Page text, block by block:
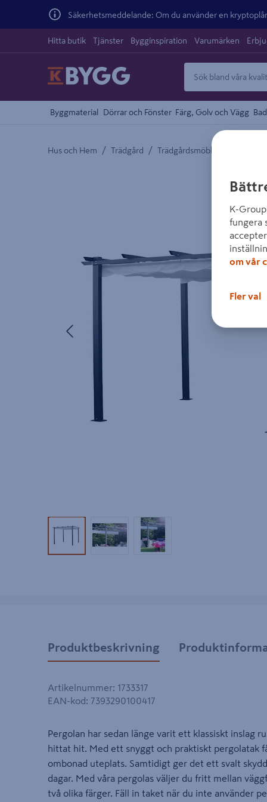
Säkerhetsmeddelande: Om du använder en
Hitta butik Tjänster Bygginspiration Varumärken
Byggmaterial Dörrar och Fönster Färg, Golv och Vägg
Hus och Hem / Trädgård / Trädgårdsmöbler
Produktbild 1Produktbild 2Produktbild 3
Produktbeskrivning
Artikelnummer: 1733317
EAN-kod: 7393290100417
Pergolan har sedan länge varit ett klassiskt inslag
hittat hit. Med ett snyggt och praktiskt pergolatak
ombonad uteplats. Samtidigt ger det ett svalt
dagar. Med våra pergolas väljer du fritt mellan
två olika färger. Fäll in taket när du inte använder
K-
fungera
om vår
Fler val